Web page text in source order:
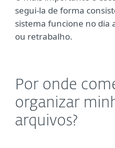
segui-la de forma
sistema funcione no dia
ou retrabalho.
Por onde
organizar
arquivos?